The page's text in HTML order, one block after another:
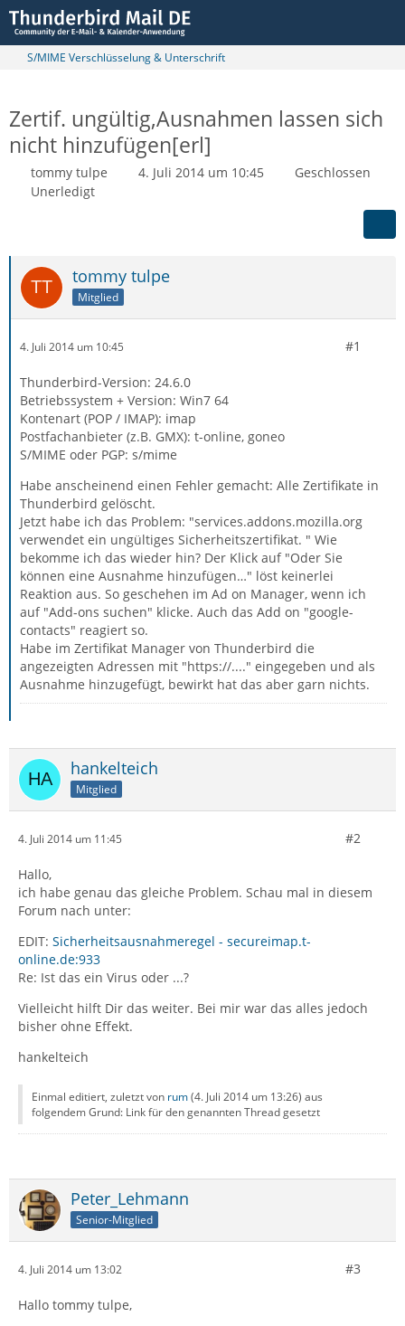
S/MIME Verschlüsselung & Unterschrift
Zertif. ungültig,Ausnahmen lassen sich
nicht hinzufügen[erl]
tommy tulpe 4. Juli 2014 um 10:45
Geschlossen
Unerledigt
tommy tulpe
Mitglied
4. Juli 2014 um 10:45 #1
Thunderbird-Version: 24.6.0
Betriebssystem + Version: Win7 64
Kontenart (POP / IMAP): imap
Postfachanbieter (z.B. GMX): t-online, goneo
S/MIME oder PGP: s/mime
Habe anscheinend einen Fehler gemacht: Alle Zertifikate in
Thunderbird gelöscht.
Jetzt habe ich das Problem: "services.addons.mozilla.org
verwendet ein ungültiges Sicherheitszertifikat. " Wie
bekomme ich das wieder hin? Der Klick auf "Oder Sie
können eine Ausnahme hinzufügen…" löst keinerlei
Reaktion aus. So geschehen im Ad on Manager, wenn ich
auf "Add-ons suchen" klicke. Auch das Add on "google-
contacts" reagiert so.
Habe im Zertifikat Manager von Thunderbird die
angezeigten Adressen mit "https://...." eingegeben und als
Ausnahme hinzugefügt, bewirkt hat das aber garn nichts.
hankelteich
Mitglied
4. Juli 2014 um 11:45 #2
Hallo,
ich habe genau das gleiche Problem. Schau mal in diesem
Forum nach unter:
EDIT: Sicherheitsausnahmeregel - secureimap.t-
online.de:933
Re: Ist das ein Virus oder ...?
Vielleicht hilft Dir das weiter. Bei mir war das alles jedoch
bisher ohne Effekt.
hankelteich
Einmal editiert, zuletzt von rum(4. Juli 2014 um 13:26) aus
folgendem Grund: Link für den genannten Thread gesetzt
Peter_Lehmann
Senior-Mitglied
4. Juli 2014 um 13:02 #3
Hallo tommy tulpe,